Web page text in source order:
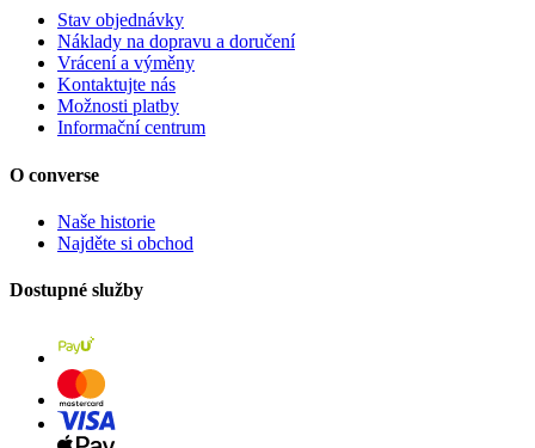
Stav objednávky
Náklady na dopravu a doručení
Vrácení a výměny
Kontaktujte nás
Možnosti platby
Informační centrum
O converse
Naše historie
Najděte si obchod
Dostupné služby